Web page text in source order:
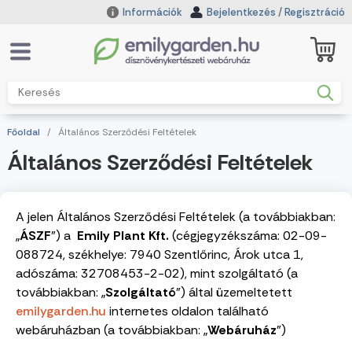
Információk Bejelentkezés /Regisztráció
Főoldal / Általános Szerződési Feltételek
Általános Szerződési Feltételek
A jelen Általános Szerződési Feltételek (a továbbiakban:
„ÁSZF”) a Emily Plant Kft. (cégjegyzékszáma: 02-09-
088724, székhelye: 7940 Szentlőrinc, Árok utca 1,
adószáma: 32708453-2-02), mint szolgáltató (a
továbbiakban: „Szolgáltató”) által üzemeltetett
emilygarden.hu internetes oldalon található
webáruházban (a továbbiakban: „Webáruház”)